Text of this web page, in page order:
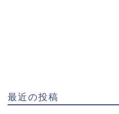
最近の投稿